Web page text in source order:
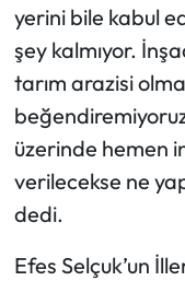
yerini bile kabul
şey kalmıyor.
tarım arazisi
üzerinde hemen
verilecekse ne
dedi.
Efes Selçuk’un